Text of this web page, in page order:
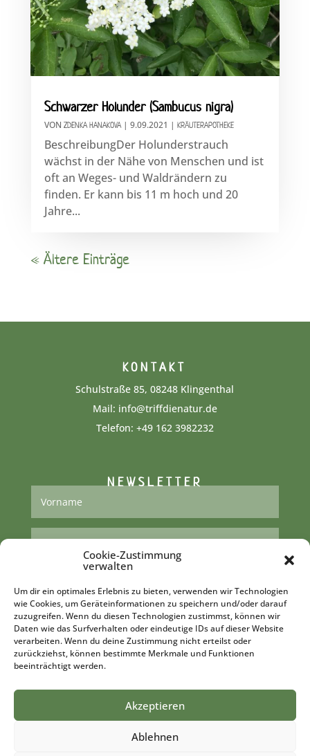
Cookie-Zustimmung
verwalten
Um dir ein optimales Erlebnis zu bieten, verwenden wir Technologien
wie Cookies, um Geräteinformationen zu speichern und/oder darauf
zuzugreifen. Wenn du diesen Technologien zustimmst, können wir
Daten wie das Surfverhalten oder eindeutige IDs auf dieser Website
verarbeiten. Wenn du deine Zustimmung nicht erteilst oder
zurückziehst, können bestimmte Merkmale und Funktionen
beeinträchtigt werden.
Akzeptieren
Ablehnen
Schwarzer Holunder (Sambucus nigra)
VON ZDENKA HANAKOVA| 9.09.2021 | KRÄUTERAPOTHEKE
BeschreibungDer Holunderstrauch
wächst in der Nähe von Menschen und ist
oft an Weges- und Waldrändern zu
finden. Er kann bis 11 m hoch und 20
Jahre...
« Ältere Einträge
KONTAKT
Schulstraße 85, 08248 Klingenthal
Mail: info@triffdienatur.de
Telefon: +49 162 3982232‬
NEWSLETTER
ABONNIEREN